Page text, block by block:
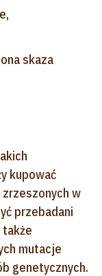
skaza
kupować
w
przebadani
mutacje
genetycznych.